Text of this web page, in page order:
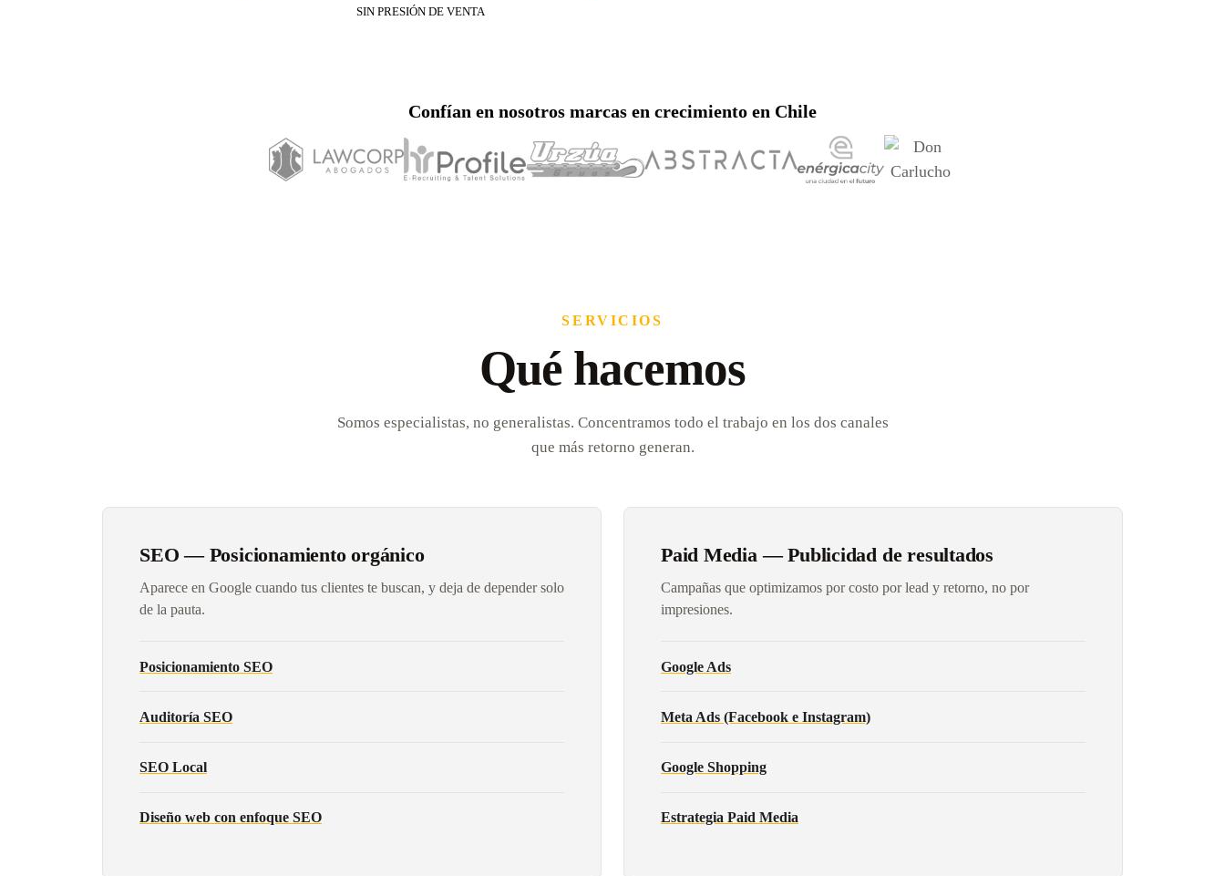
SIN PRESIÓN DE VENTA
Confían en nosotros marcas en crecimiento en Chile
SERVICIOS
Qué hacemos
Somos especialistas, no generalistas. Concentramos todo el trabajo en los dos canales
que más retorno generan.
SEO — Posicionamiento orgánico
Aparece en Google cuando tus clientes te buscan, y deja de depender solo
de la pauta.
Posicionamiento SEO
Auditoría SEO
SEO Local
Diseño web con enfoque SEO
Paid Media — Publicidad de resultados
Campañas que optimizamos por costo por lead y retorno, no por
impresiones.
Google Ads
Meta Ads (Facebook e Instagram)
Google Shopping
Estrategia Paid Media